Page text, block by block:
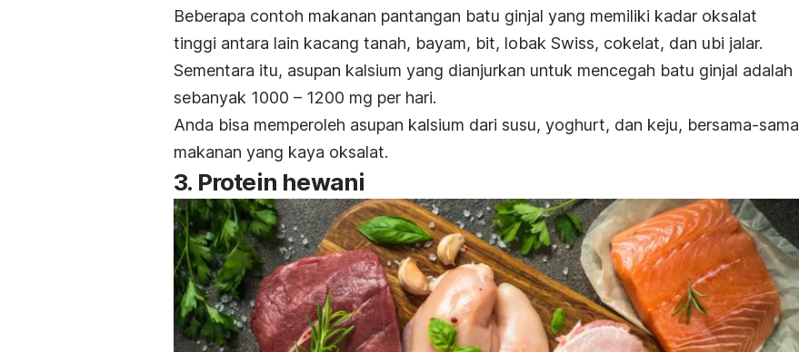
Beberapa contoh makanan pantangan batu ginjal yang memiliki kadar oksalat
tinggi antara lain kacang tanah, bayam, bit, lobak Swiss, cokelat, dan ubi jalar.
Sementara itu, asupan kalsium yang dianjurkan untuk mencegah batu ginjal adalah
sebanyak 1000 – 1200 mg per hari.
Anda bisa memperoleh asupan kalsium dari susu, yoghurt, dan keju, bersama-sama
makanan yang kaya oksalat.
3. Protein hewani